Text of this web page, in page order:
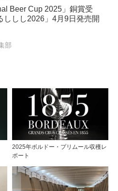
Beer Cup 2025」銅賞受
ししし2026」4月9日発売開
部
2025年ボルドー・プリムール収穫レ
ポート